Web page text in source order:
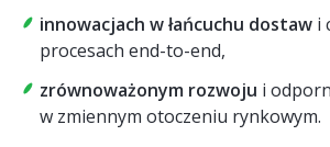
innowacjach w łańcuchu dostaw i
procesach end-to-end,
zrównoważonym rozwoju i
w zmiennym otoczeniu rynkowym.